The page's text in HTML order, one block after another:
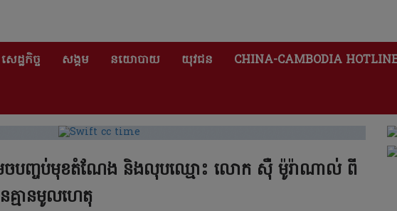
សេដ្ឋកិច្ច សង្គម នយោបាយ យុវជន CHINA-CAMBODIA
ចបញ្ចប់មុខតំណែង និងលុបឈ្មោះ លោក ស៊ឺ ម៉ូរ៉ាណាល់ ពី
គ្មានមូលហេតុ